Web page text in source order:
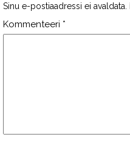
Sinu e-postiaadressi ei avaldata.
Kommenteeri *